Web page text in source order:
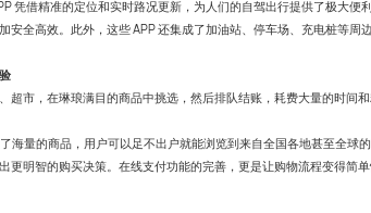
凭借精准的定位和实时路况更新，为人们的自驾出行提供了极大便
安全高效。此外，这些 APP 还集成了加油站、停车场、充电桩等周
超市，在琳琅满目的商品中挑选，然后排队结账，耗费大量的时间
海量的商品，用户可以足不出户就能浏览到来自全国各地甚至全球
更明智的购买决策。在线支付功能的完善，更是让购物流程变得简